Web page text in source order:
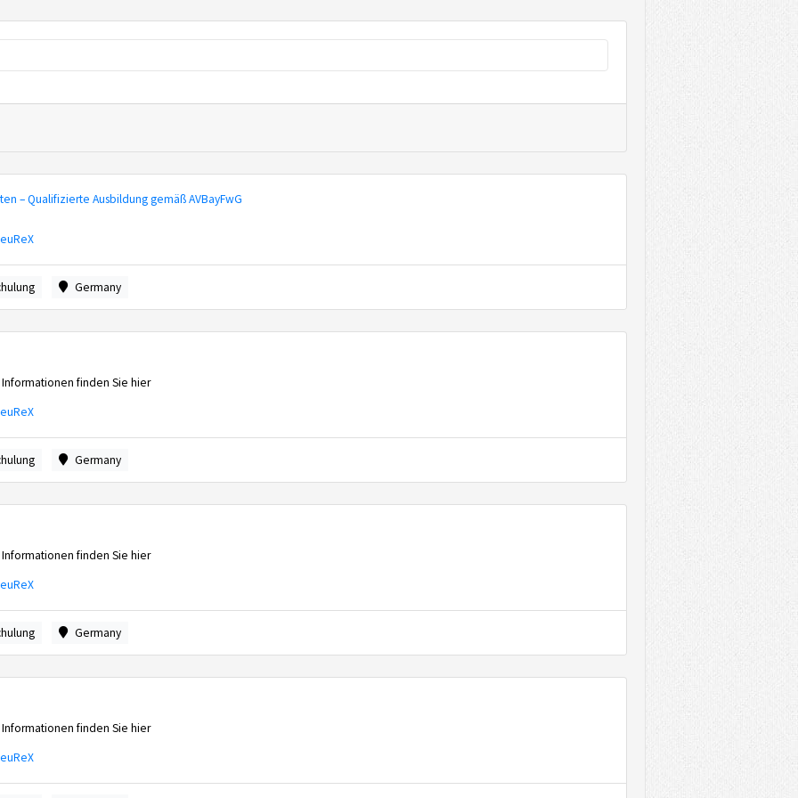
– Qualifizierte Ausbildung gemäß AVBayFwG
Germany
Informationen finden Sie hier
Germany
Informationen finden Sie hier
Germany
Informationen finden Sie hier